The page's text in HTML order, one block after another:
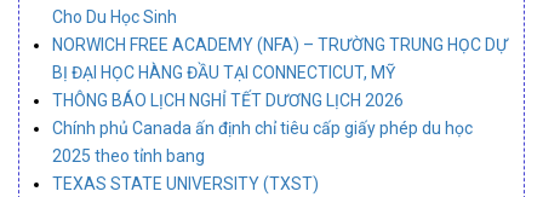
Cho Du Học Sinh
NORWICH FREE ACADEMY (NFA) – TRƯỜNG TRUNG HỌC DỰ
BỊ ĐẠI HỌC HÀNG ĐẦU TẠI CONNECTICUT, MỸ
THÔNG BÁO LỊCH NGHỈ TẾT DƯƠNG LỊCH 2026
Chính phủ Canada ấn định chỉ tiêu cấp giấy phép du học
2025 theo tỉnh bang
TEXAS STATE UNIVERSITY (TXST)